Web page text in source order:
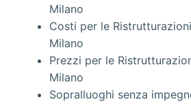
Milano
Costi per le
Milano
Prezzi per le
Milano
Sopralluoghi senza